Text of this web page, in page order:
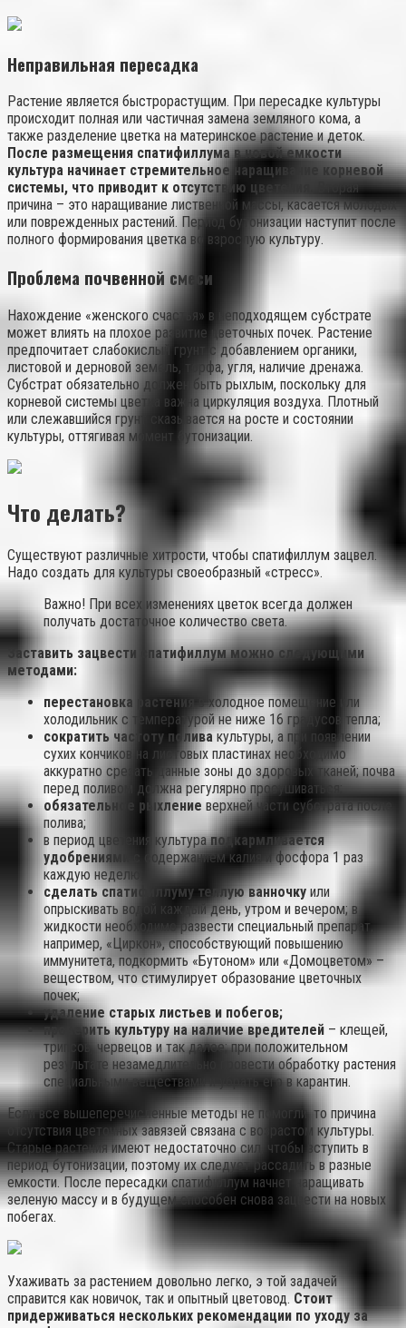
Неправильная пересадка
Растение является быстрорастущим. При пересадке культуры
происходит полная или частичная замена земляного кома, а
также разделение цветка на материнское растение и деток.
После размещения спатифиллума в новой емкости
культура начинает стремительное наращивание корневой
системы, что приводит к отсутствию цветения.
Вторая
причина – это наращивание лиственной массы, касается молодых
или поврежденных растений. Период бутонизации наступит после
полного формирования цветка во взрослую культуру.
Проблема почвенной смеси
Нахождение «женского счастья» в неподходящем субстрате
может влиять на плохое развитие цветочных почек. Растение
предпочитает слабокислый грунт с добавлением органики,
листовой и дерновой земель, торфа, угля, наличие дренажа.
Субстрат обязательно должен быть рыхлым, поскольку для
корневой системы цветка важна циркуляция воздуха. Плотный
или слежавшийся грунт сказывается на росте и состоянии
культуры, оттягивая момент бутонизации.
Что делать?
Существуют различные хитрости, чтобы спатифиллум зацвел.
Надо создать для культуры своеобразный «стресс».
Важно! При всех изменениях цветок всегда должен
получать достаточное количество света.
Заставить зацвести спатифиллум можно следующими
методами:
перестановка растения
в холодное помещение или
холодильник с температурой не ниже 16 градусов тепла;
сократить частоту полива культуры, а при появлении
сухих кончиков на листовых пластинах необходимо
аккуратно срезать данные зоны до здоровых тканей; почва
перед поливом должна регулярно просушиваться;
обязательное рыхление верхней части субстрата после
полива;
в период цветения культураподкармливается
удобрениями
с содержанием калия и фосфора 1 раз
каждую неделю;
сделать спатифиллуму теплую ванночку или
опрыскивать водой каждый день, утром и вечером; в
жидкости необходимо развести специальный препарат,
например, «Циркон», способствующий повышению
иммунитета, подкормить «Бутоном» или «Домоцветом» –
веществом, что стимулирует образование цветочных
почек;
удаление старых листьев и побегов;
проверить культуру на наличие вредителей – клещей,
трипсов, червецов и так далее; при положительном
результате незамедлительно провести обработку растения
специальными веществами и убрать его в карантин.
Если все вышеперечисленные методы не помогли, то причина
отсутствия цветочных завязей связана с возрастом культуры.
Старые растения имеют недостаточно сил, чтобы вступить в
период бутонизации, поэтому их следует рассадить в разные
емкости. После пересадки спатифиллум начнет наращивать
зеленую массу и в будущем способен снова зацвести на новых
побегах.
Ухаживать за растением довольно легко, э той задачей
справится как новичок, так и опытный цветовод. Стоит
придерживаться нескольких рекомендации по уходу за